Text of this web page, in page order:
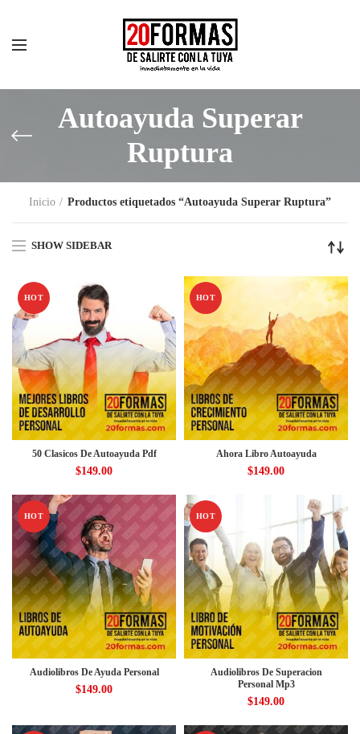
Autoayuda Superar
Ruptura
Inicio Productos etiquetados “Autoayuda Superar Ruptura”
SHOW SIDEBAR
HOT
50 Clasicos De Autoayuda Pdf
$149.00
HOT
Ahora Libro Autoayuda
$149.00
HOT
Audiolibros De Ayuda Personal
$149.00
HOT
Audiolibros De Superacion
Personal Mp3
$149.00